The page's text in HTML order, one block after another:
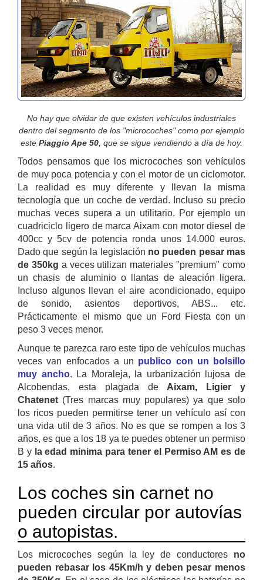
No hay que olvidar de que existen vehículos industriales
dentro del segmento de los "microcoches" como por ejemplo
este Piaggio Ape 50 , que se sigue vendiendo a día de hoy.
Todos pensamos que los microcoches son vehículos
de muy poca potencia y con el motor de un ciclomotor.
La realidad es muy diferente y llevan la misma
tecnología que un coche de verdad. Incluso su precio
muchas veces supera a un utilitario. Por ejemplo un
cuadriciclo ligero de marca Aixam con motor diesel de
400cc y 5cv de potencia ronda unos 14.000 euros.
Dado que según la legislación no pueden pesar mas
de 350kg a veces utilizan materiales "premium" como
un chasis de aluminio o llantas de aleación ligera.
Incluso algunos llevan el aire acondicionado, equipo
de sonido, asientos deportivos, ABS... etc.
Prácticamente el mismo que un Ford Fiesta con un
peso 3 veces menor.
Aunque te parezca raro este tipo de vehículos muchas
veces van enfocados a un publico con un bolsillo
muy ancho. La Moraleja, la urbanización lujosa de
Alcobendas, esta plagada de Aixam, Ligier y
Chatenet (Tres marcas muy populares) ya que solo
los ricos pueden permitirse tener un vehículo así con
una vida util de 3 años. No es que se rompen a los 3
años, es que a los 18 ya te puedes obtener un permiso
B y la edad minima para tener el Permiso AM es de
15 años.
Los coches sin carnet no
pueden circular por autovías
o autopistas.
Los microcoches según la ley de conductores no
pueden rebasar los 45Km/h y deben pesar menos